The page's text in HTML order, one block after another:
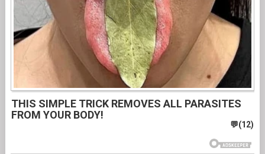
THIS SIMPLE TRICK REMOVES ALL PARASITES
FROM YOUR BODY!